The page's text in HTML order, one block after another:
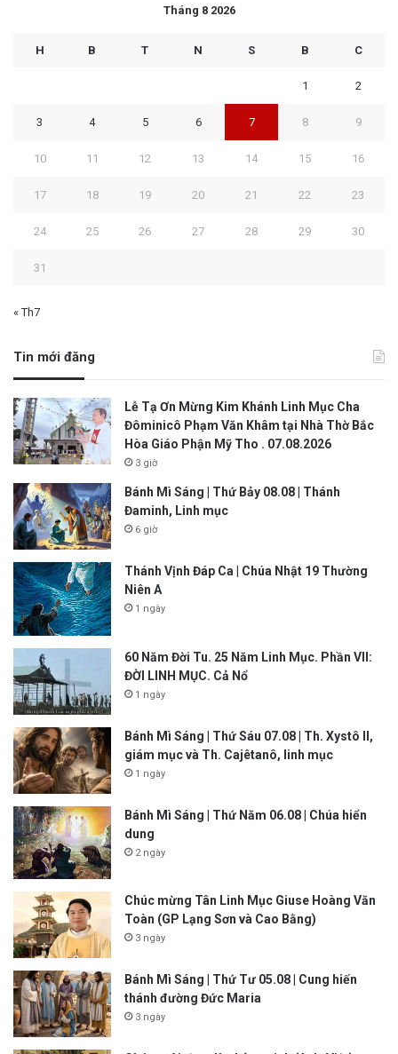
Tháng 8 2026
H B T N S B C
1 2
3 4 5 6 7 8 9
10 11 12 13 14 15 16
17 18 19 20 21 22 23
24 25 26 27 28 29 30
31
« Th7
Tin mới đăng
Lễ Tạ Ơn Mừng Kim Khánh Linh Mục Cha
Đôminicô Phạm Văn Khâm tại Nhà Thờ Bắc
Hòa Giáo Phận Mỹ Tho . 07.08.2026
3 giờ
Bánh Mì Sáng | Thứ Bảy 08.08 | Thánh
Đaminh, Linh mục
6 giờ
Thánh Vịnh Đáp Ca | Chúa Nhật 19 Thường
Niên A
1 ngày
60 Năm Đời Tu. 25 Năm Linh Mục. Phần VII:
ĐỜI LINH MỤC. Cả Nổ
1 ngày
Bánh Mì Sáng | Thứ Sáu 07.08 | Th. Xystô II,
giám mục và Th. Cajêtanô, linh mục
1 ngày
Bánh Mì Sáng | Thứ Năm 06.08 | Chúa hiển
dung
2 ngày
Chúc mừng Tân Linh Mục Giuse Hoàng Văn
Toàn (GP Lạng Sơn và Cao Bằng)
3 ngày
Bánh Mì Sáng | Thứ Tư 05.08 | Cung hiến
thánh đường Đức Maria
3 ngày